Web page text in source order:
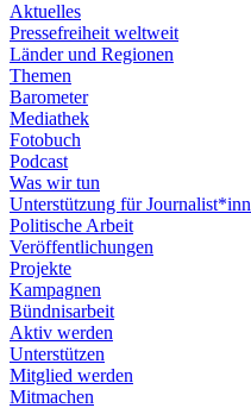
Aktuelles
Pressefreiheit weltweit
Länder und Regionen
Themen
Barometer
Mediathek
Fotobuch
Podcast
Was wir tun
Unterstützung für
Politische Arbeit
Veröffentlichungen
Projekte
Kampagnen
Bündnisarbeit
Aktiv werden
Unterstützen
Mitglied werden
Mitmachen